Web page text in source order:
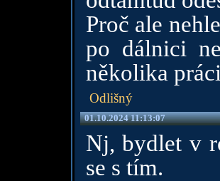
Proč ale
po dálnici
několika
Odlišný
01.10.2024 11:13:07
Nj, bydlet v
se s tím.